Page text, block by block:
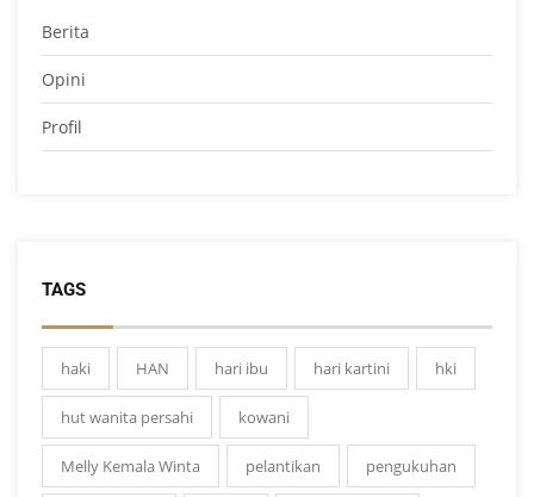
Berita
Opini
Profil
TAGS
haki HAN hari ibu hari kartini hki
hut wanita persahi kowani
Melly Kemala Winta pelantikan pengukuhan